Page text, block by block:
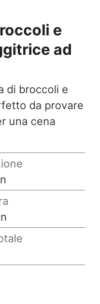
e
ad
di broccoli e
da provare
una cena